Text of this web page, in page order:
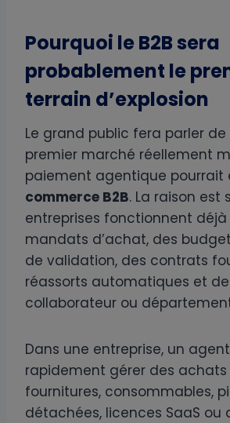
Pourquoi le B2B sera
probablement le
terrain d’explosion
Le grand public fera parler de
premier marché réellement
paiement agentique pourrait
commerce B2B. La raison est
entreprises fonctionnent
mandats d’achat, des
de validation, des contrats
réassorts automatiques et
collaborateur ou
Dans une entreprise, un
rapidement gérer des achats
fournitures, consommables,
détachées, licences SaaS ou